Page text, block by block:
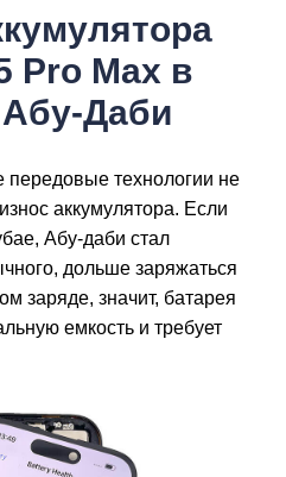
Pro Max в
Даби
технологии не
аккумулятора. Если
Абу-даби стал
дольше заряжаться
заряде, значит, батарея
емкость и требует